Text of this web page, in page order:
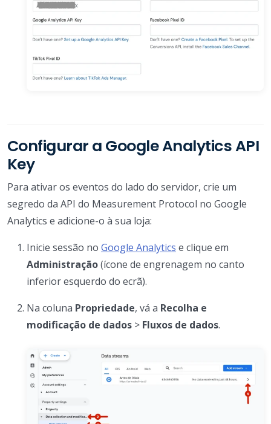
Configurar a Google Analytics API
Key
Para ativar os eventos do lado do servidor, crie um
segredo da API do Measurement Protocol no Google
Analytics e adicione-o à sua loja:
Inicie sessão no Google Analytics e clique em
Administração(ícone de engrenagem no canto
inferior esquerdo do ecrã).
Na coluna Propriedade, vá a Recolha e
modificação de dados > Fluxos de dados.